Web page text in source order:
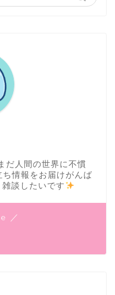
だ人間の世界に不慣
情報をお届けがんば
談したいです
／